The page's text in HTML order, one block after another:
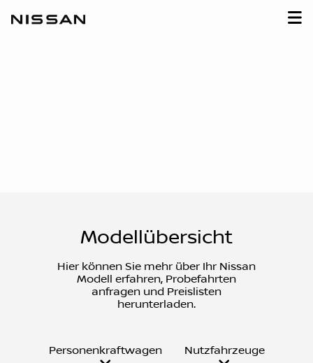
Modellübersicht
Hier können Sie mehr über Ihr Nissan
Modell erfahren, Probefahrten
anfragen und Preislisten
herunterladen.
Personenkraftwagen Nutzfahrzeuge